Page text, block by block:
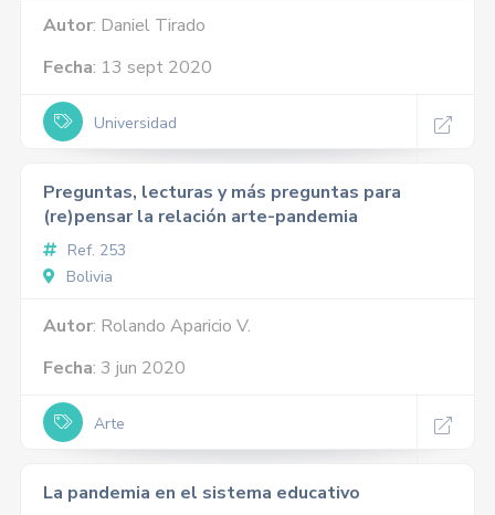
Autor: Daniel Tirado
Fecha: 13 sept 2020
Universidad
Preguntas, lecturas y más preguntas para
(re)pensar la relación arte-pandemia
Ref. 253
Bolivia
Autor: Rolando Aparicio V.
Fecha: 3 jun 2020
Arte
La pandemia en el sistema educativo